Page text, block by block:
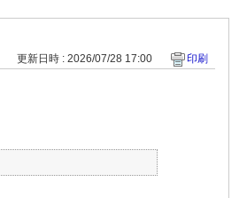
更新日時 : 2026/07/28 17:00 印刷